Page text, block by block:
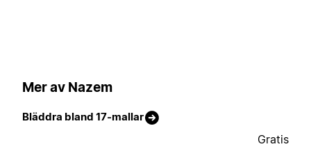
Mer av Nazem
Bläddra bland 17-mallar
Gratis